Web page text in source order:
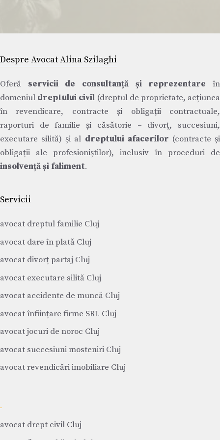
Despre Avocat Alina Szilaghi
Oferă servicii de consultanță și reprezentare în
domeniul dreptului civil (dreptul de proprietate, acțiunea
în revendicare, contracte și obligații contractuale,
raporturi de familie și căsătorie – divorț, succesiuni,
executare silită) și al dreptului afacerilor (contracte și
obligații ale profesioniștilor), inclusiv în proceduri de
insolvență și faliment.
Servicii
avocat dreptul familie Cluj
avocat dare în plată Cluj
avocat divorț partaj Cluj
avocat executare silită Cluj
avocat accidente de muncă Cluj
avocat înființare firme SRL Cluj
avocat jocuri de noroc Cluj
avocat succesiuni mosteniri Cluj
avocat revendicări imobiliare Cluj
avocat drept civil Cluj